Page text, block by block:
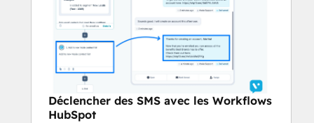
Déclencher des SMS avec les
Workflows HubSpot
Déclenchez des points de contact SMS
dans vos workflows HubSpot pour créer
une véritable expérience omnicanale.
Déclencher des SMS avec les Workflows
HubSpot